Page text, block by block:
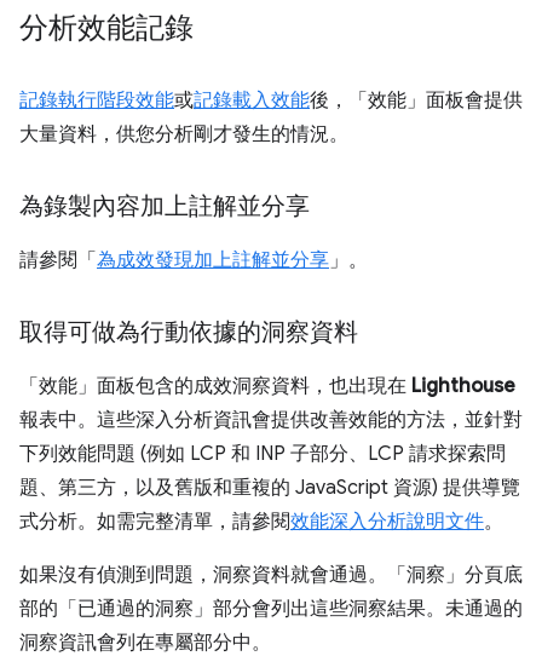
分析效能記錄
記錄執行階段效能或記錄載入效能後，「效能」 面板會提供
大量資料，供您分析剛才發生的情況。
為錄製內容加上註解並分享
請參閱「為成效發現加上註解並分享 」。
取得可做為行動依據的洞察資料
「效能」 面板包含的成效洞察資料，也出現在 Lighthouse
報表中。這些深入分析資訊會提供改善效能的方法，並針對
下列效能問題 (例如 LCP 和 INP 子部分、LCP 請求探索問
題、第三方，以及舊版和重複的 JavaScript 資源) 提供導覽
式分析。如需完整清單，請參閱效能深入分析說明文件。
如果沒有偵測到問題，洞察資料就會通過。「洞察」 分頁底
部的「已通過的洞察」 部分會列出這些洞察結果。未通過的
洞察資訊會列在專屬部分中。